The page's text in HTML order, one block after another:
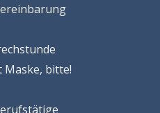
Maske, bitte!